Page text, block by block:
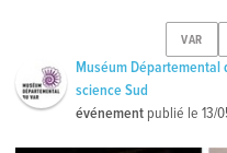
VAR
Muséum Départemental
science Sud
événement publié le13/